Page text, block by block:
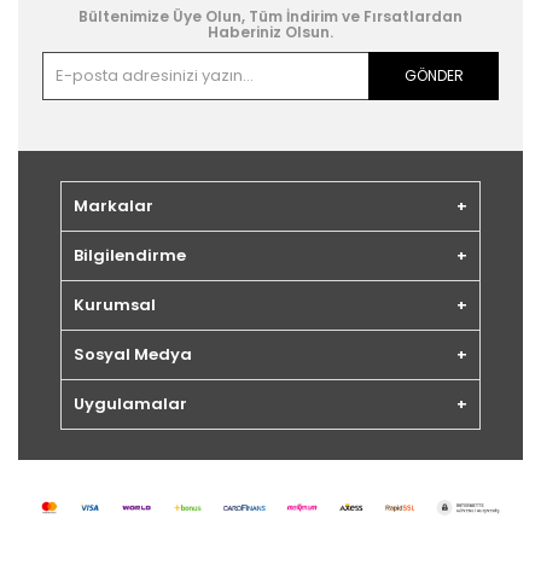
Bültenimize Üye Olun, Tüm İndirim ve Fırsatlardan
Haberiniz Olsun.
GÖNDER
Markalar
Bilgilendirme
Kurumsal
Sosyal Medya
Uygulamalar